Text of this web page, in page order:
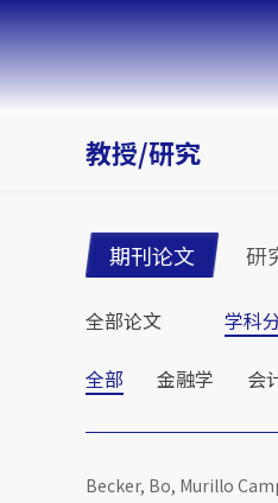
教授/研究
期刊论文 研
全部论文 学科
全部 金融学 会
Becker, Bo, Murillo